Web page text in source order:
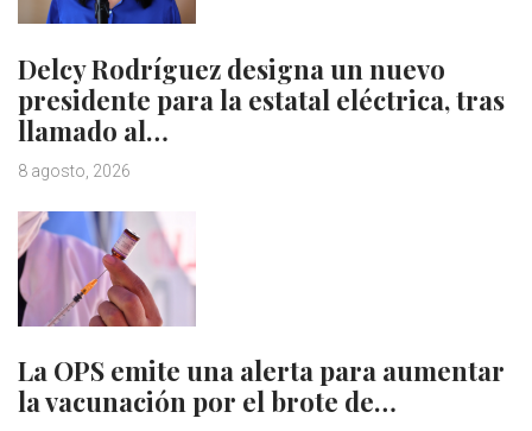
Delcy Rodríguez designa un nuevo
presidente para la estatal eléctrica, tras
llamado al…
8 agosto, 2026
La OPS emite una alerta para aumentar
la vacunación por el brote de…